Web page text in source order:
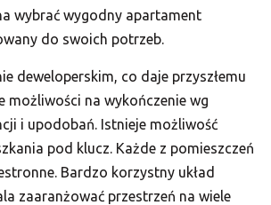
wybrać wygodny apartament
do swoich potrzeb.
deweloperskim, co daje przyszłemu
możliwości na wykończenie wg
i upodobań. Istnieje możliwość
pod klucz. Każde z pomieszczeń
Bardzo korzystny układ
zaaranżować przestrzeń na wiele